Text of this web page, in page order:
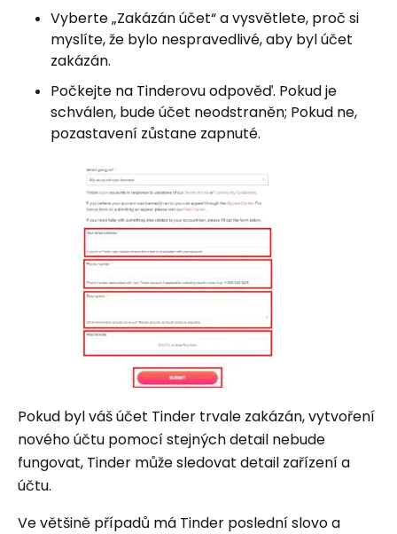
Vyberte „Zakázán účet“ a vysvětlete, proč si
myslíte, že bylo nespravedlivé, aby byl účet
zakázán.
Počkejte na Tinderovu odpověď. Pokud je
schválen, bude účet neodstraněn; Pokud ne,
pozastavení zůstane zapnuté.
Pokud byl váš účet Tinder trvale zakázán, vytvoření
nového účtu pomocí stejných detail nebude
fungovat, Tinder může sledovat detail zařízení a
účtu.
Ve většině případů má Tinder poslední slovo a